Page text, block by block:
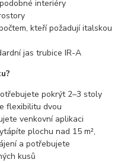
interiéry
kteří požadují italskou
jas trubice IR-A
pokrýt 2–3 stoly
flexibilitu dvou
venkovní aplikaci
plochu nad 15 m²,
a potřebujete
kusů